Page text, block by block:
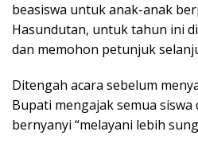
beasiswa untuk anak-anak
Hasundutan, untuk tahun ini
dan memohon petunjuk
Ditengah acara sebelum
Bupati mengajak semua
bernyanyi “melayani lebih